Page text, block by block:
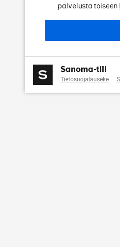
palvelusta toiseen
Sanoma-tili
Tietosuojalauseke